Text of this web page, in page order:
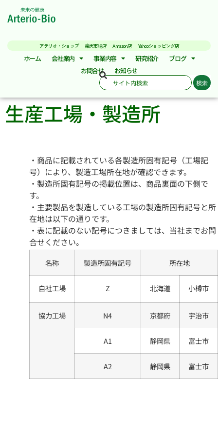
アテリオ・ショップ 楽天市場店 Amazon店 Yahooショッピング店
ホーム 会社案内 事業内容 研究紹介
ブログ
お問合せ
お知らせ
検索
生産工場・製造所
・商品に記載されている各製造所固有記号（工場記
号）により、製造工場所在地が確認できます。
・製造所固有記号の掲載位置は、商品裏面の下側で
す。
・主要製品を製造している工場の製造所固有記号と所
在地は以下の通りです。
・表に記載のない記号につきましては、当社までお問
合せください。
名称 製造所固有記号 所在地
自社工場 Z 北海道 小樽市
協力工場 N4 京都府 宇治市
A1 静岡県 富士市
A2 静岡県 富士市